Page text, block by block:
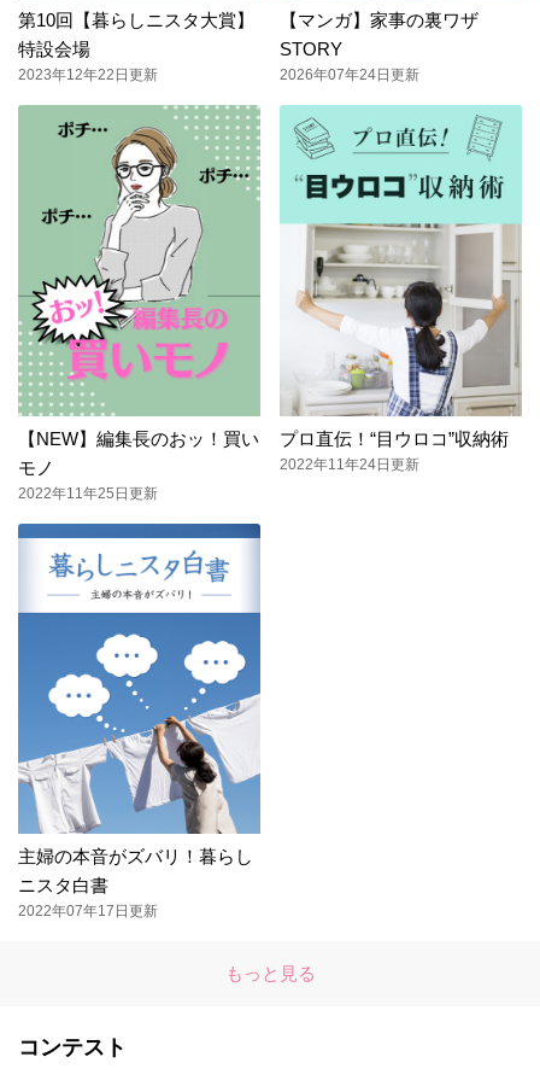
第10回【暮らしニスタ大賞】
特設会場
2023年12年22日更新
【マンガ】家事の裏ワザ
STORY
2026年07年24日更新
【NEW】編集長のおッ！買い
モノ
2022年11年25日更新
プロ直伝！“目ウロコ”収納術
2022年11年24日更新
主婦の本音がズバリ！暮らし
ニスタ白書
2022年07年17日更新
もっと見る
コンテスト